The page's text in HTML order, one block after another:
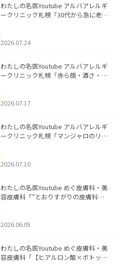
わたしの名医Youtube アルバアレルギ
ークリニック札幌「30代から急に老け
た。
2026.07.24
わたしの名医Youtube アルバアレルギ
ークリニック札幌「赤ら顔・酒さ・ニ
した。
2026.07.17
わたしの名医Youtube アルバアレルギ
ークリニック札幌「マンジャロのリア
た。
2026.07.10
わたしの名医Youtube めぐ皮膚科・美
容皮膚科「”とおりすがりの皮膚科
2026.06.05
わたしの名医Youtube めぐ皮膚科・美
容皮膚科「【ヒアルロン酸×ボトック